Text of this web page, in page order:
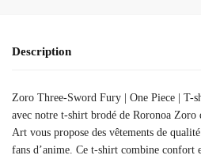
Description
Zoro Three-Sword Fury | One Piece | T-
avec notre t-shirt brodé de Roronoa Zoro
Art vous propose des vêtements de
fans d’anime. Ce t-shirt combine confort